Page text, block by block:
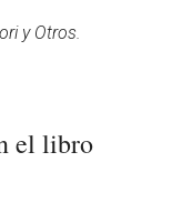
y Otros.
el libro